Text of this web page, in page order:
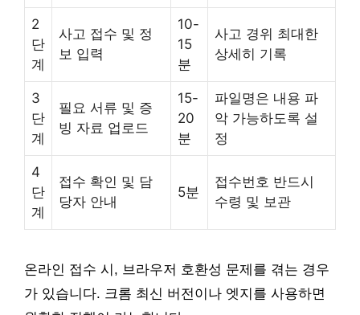
2
단
계
사고 접수 및 정
보 입력
10-
15
분
사고 경위 최대한
상세히 기록
3
단
계
필요 서류 및 증
빙 자료 업로드
15-
20
분
파일명은 내용 파
악 가능하도록 설
정
4
단
계
접수 확인 및 담
당자 안내
5분
접수번호 반드시
수령 및 보관
온라인 접수 시, 브라우저 호환성 문제를 겪는 경우
가 있습니다. 크롬 최신 버전이나 엣지를 사용하면